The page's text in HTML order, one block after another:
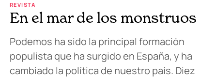
REVISTA
En el mar de los monstruos
Podemos ha sido la principal formación
populista que ha surgido en España, y ha
cambiado la política de nuestro país. Diez